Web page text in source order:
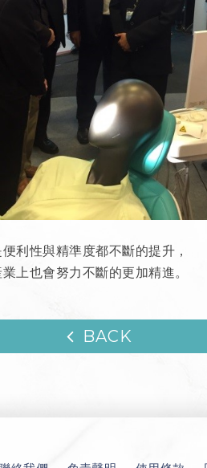
利性與精準度都不斷的提升，
上也會努力不斷的更加精進。
BACK